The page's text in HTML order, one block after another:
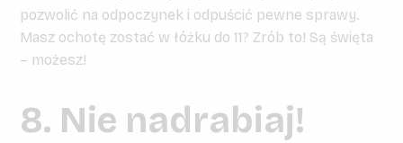
pozwolić na odpoczynek i odpuścić pewne sprawy.
Masz ochotę zostać w łóżku do 11? Zrób to! Są święta
– możesz!
8. Nie nadrabiaj!